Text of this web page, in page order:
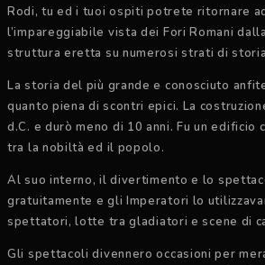
Rodi, tu ed i tuoi ospiti potrete ritornare
l’impareggiabile vista dei Fori Romani
struttura eretta su numerosi strati di
La storia del più grande e conosciuto
quanto piena di scontri epici. La
d.C. e durò meno di 10 anni. Fu un
tra la nobiltà ed il popolo.
Al suo interno, il divertimento e lo
gratuitamente e gli Imperatori lo
spettatori, lotte tra gladiatori e scene di
Gli spettacoli divennero occasioni per